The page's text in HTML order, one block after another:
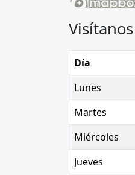
Día
Lunes
Martes
Miércoles
Jueves